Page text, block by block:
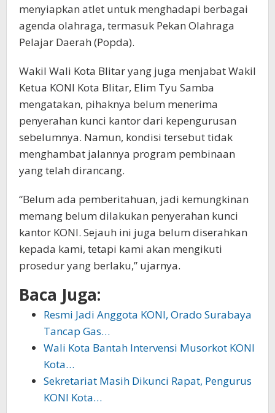
menyiapkan atlet untuk menghadapi berbagai
agenda olahraga, termasuk Pekan Olahraga
Pelajar Daerah (Popda).
Wakil Wali Kota Blitar yang juga menjabat Wakil
Ketua KONI Kota Blitar, Elim Tyu Samba
mengatakan, pihaknya belum menerima
penyerahan kunci kantor dari kepengurusan
sebelumnya. Namun, kondisi tersebut tidak
menghambat jalannya program pembinaan
yang telah dirancang.
“Belum ada pemberitahuan, jadi kemungkinan
memang belum dilakukan penyerahan kunci
kantor KONI. Sejauh ini juga belum diserahkan
kepada kami, tetapi kami akan mengikuti
prosedur yang berlaku,” ujarnya.
Baca Juga:
Resmi Jadi Anggota KONI, Orado Surabaya
Tancap Gas…
Wali Kota Bantah Intervensi Musorkot KONI
Kota…
Sekretariat Masih Dikunci Rapat, Pengurus
KONI Kota…